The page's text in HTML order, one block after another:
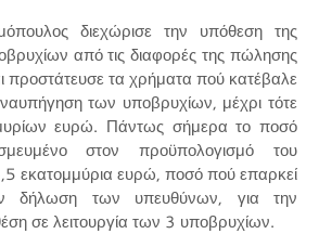
διεχώρισε την υπόθεση της
από τις διαφορές της πώλησης
προστάτευσε τα χρήματα πού κατέβαλε
των υποβρυχίων, μέχρι τότε
ευρώ. Πάντως σήμερα το ποσό
στον προϋπολογισμό του
εκατομμύρια ευρώ, ποσό πού επαρκεί
δήλωση των υπευθύνων, για την
σε λειτουργία των 3 υποβρυχίων.